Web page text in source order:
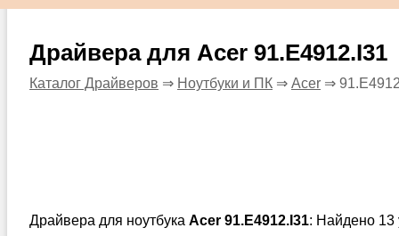
Драйвера для Acer 91.E4912.I31
Каталог Драйверов ⇒ Ноутбуки и ПК ⇒ Acer ⇒
Драйвера для ноутбука Acer 91.E4912.I31: Найдено 13